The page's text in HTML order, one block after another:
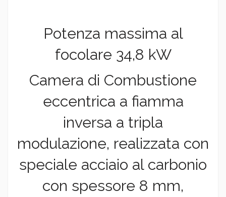
Potenza massima al
focolare 34,8 kW
Camera di Combustione
eccentrica a fiamma
inversa a tripla
modulazione, realizzata con
speciale acciaio al carbonio
con spessore 8 mm,